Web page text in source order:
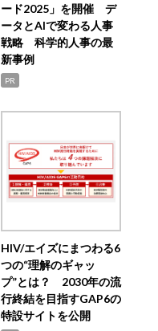
ード2025」を開催 デ
ータとAIで変わる人事
戦略 科学的人事の最
新事例
PR
HIV/エイズにまつわる6
つの“理解のギャッ
プ”とは？ 2030年の流
行終結を目指すGAP6の
特設サイトを公開